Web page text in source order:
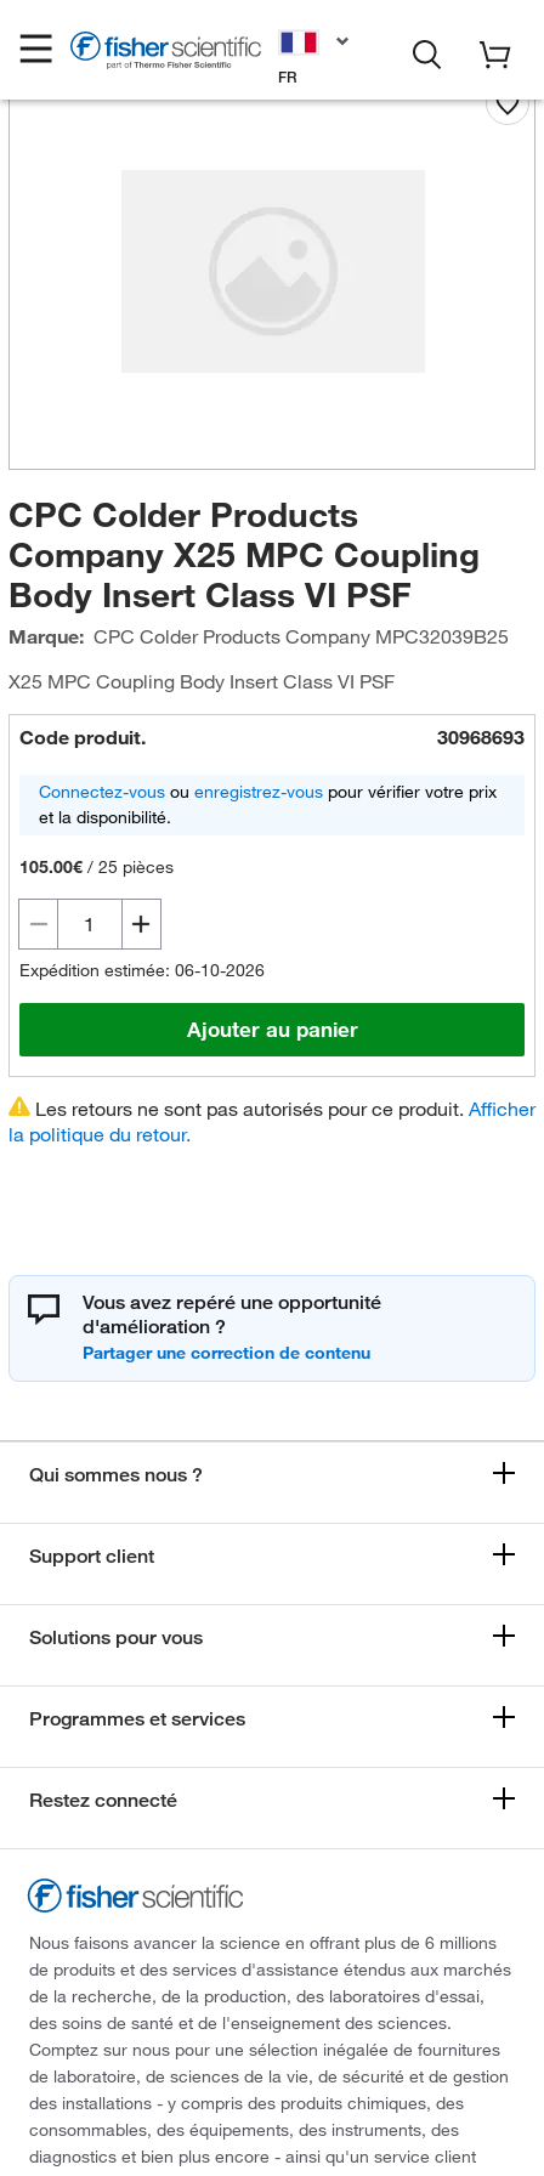
FR
CPC Colder Products
Company X25 MPC Coupling
Body Insert Class VI PSF
Marque: CPC Colder Products CompanyMPC32039B25
X25 MPC Coupling Body Insert Class VI PSF
Code produit. 30968693
Connectez-vousou enregistrez-vouspour vérifier votre prix
et la disponibilité.
105.00€/ 25 pièces
Expédition estimée: 06-10-2026
Ajouter au panier
Les retours ne sont pas autorisés pour ce produit. Afficher
la politique du retour.
Vous avez repéré une opportunité
d'amélioration ?
Qui sommes nous ?
Support client
Solutions pour vous
Programmes et services
Restez connecté
Nous faisons avancer la science en offrant plus de 6 millions
de produits et des services d'assistance étendus aux marchés
de la recherche, de la production, des laboratoires d'essai,
des soins de santé et de l'enseignement des sciences.
Comptez sur nous pour une sélection inégalée de fournitures
de laboratoire, de sciences de la vie, de sécurité et de gestion
des installations - y compris des produits chimiques, des
consommables, des équipements, des instruments, des
diagnostics et bien plus encore - ainsi qu'un service client